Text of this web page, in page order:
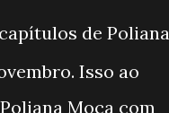
de Poliana
Isso ao
Moça com